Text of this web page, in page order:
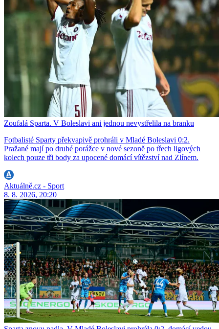
Zoufalá Sparta. V Boleslavi ani jednou nevystřelila na branku
Fotbalisté Sparty překvapivě prohráli v Mladé Boleslavi 0:2.
Pražané mají po druhé porážce v nové sezoně po třech ligových
kolech pouze tři body za upocené domácí vítězství nad Zlínem.
Aktuálně.cz - Sport
8. 8. 2026, 20:20